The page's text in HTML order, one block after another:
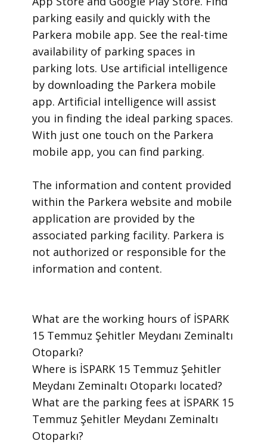
parking easily and quickly with the
Parkera mobile app. See the real-time
availability of parking spaces in
parking lots. Use artificial intelligence
by downloading the Parkera mobile
app. Artificial intelligence will assist
you in finding the ideal parking spaces.
With just one touch on the Parkera
mobile app, you can find parking.
​The information and content provided
within the Parkera website and mobile
application are provided by the
associated parking facility. Parkera is
not authorized or responsible for the
information and content.
​What are the working hours of İSPARK
15 Temmuz Şehitler Meydanı Zeminaltı
Otoparkı?
​Where is İSPARK 15 Temmuz Şehitler
Meydanı Zeminaltı Otoparkı located?
​What are the parking fees at İSPARK 15
Temmuz Şehitler Meydanı Zeminaltı
Otoparkı?